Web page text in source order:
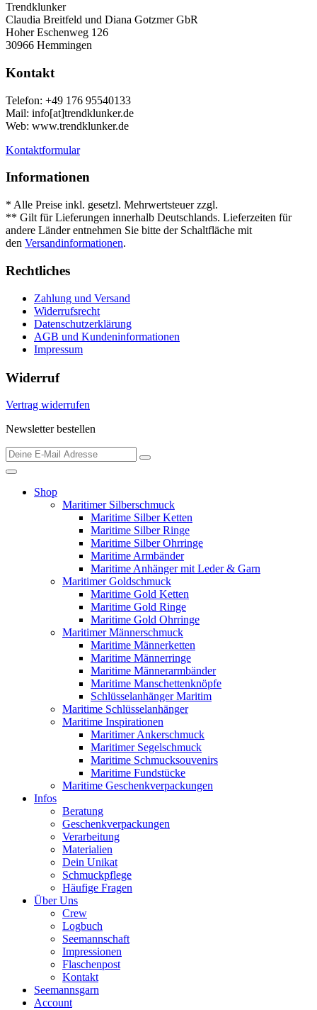
Trendklunker
Claudia Breitfeld und Diana Gotzmer GbR
Hoher Eschenweg 126
30966 Hemmingen
Kontakt
Telefon: +49 176 95540133
Mail: info[at]trendklunker.de
Web: www.trendklunker.de
Kontaktformular
Informationen
* Alle Preise inkl. gesetzl. Mehrwertsteuer zzgl.
** Gilt für Lieferungen innerhalb Deutschlands. Lieferzeiten für
andere Länder entnehmen Sie bitte der Schaltfläche mit
den Versandinformationen.
Rechtliches
Zahlung und Versand
Widerrufsrecht
Datenschutzerklärung
AGB und Kundeninformationen
Impressum
Widerruf
Vertrag widerrufen
Newsletter bestellen
Shop
Maritimer Silberschmuck
Maritime Silber Ketten
Maritime Silber Ringe
Maritime Silber Ohrringe
Maritime Armbänder
Maritime Anhänger mit Leder & Garn
Maritimer Goldschmuck
Maritime Gold Ketten
Maritime Gold Ringe
Maritime Gold Ohrringe
Maritimer Männerschmuck
Maritime Männerketten
Maritime Männerringe
Maritime Männerarmbänder
Maritime Manschettenknöpfe
Schlüsselanhänger Maritim
Maritime Schlüsselanhänger
Maritime Inspirationen
Maritimer Ankerschmuck
Maritimer Segelschmuck
Maritime Schmucksouvenirs
Maritime Fundstücke
Maritime Geschenkverpackungen
Infos
Beratung
Geschenkverpackungen
Verarbeitung
Materialien
Dein Unikat
Schmuckpflege
Häufige Fragen
Über Uns
Crew
Logbuch
Seemannschaft
Impressionen
Flaschenpost
Kontakt
Seemannsgarn
Account